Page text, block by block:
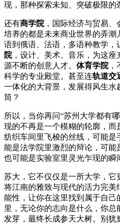
现，那种探索未知、突破极限的
还有商学院，国际经济与贸易
培养的都是未来商业世界的弄潮
语到俄语、法语，多语种教学，
院，设计、美术、音乐，为这
源不断的创意人才。 体育学院，
科学的专业殿堂。甚至连轨道交
一体化的大背景，发展得风生
筒？
所以，当你再问“苏州大学都有
现的不再是一个模糊的轮廓，
纺织车间里飞梭的丝线，可能
能是法学院里激烈的辩论，可能
也可能是实验室里灵光乍现的
苏大，它不仅仅是一所大学，它
将江南的雅致与现代的活力完
能性，让你在这里找到属于自
里，无论你的志向是什么，你
发芽，最终长成参天大树。别